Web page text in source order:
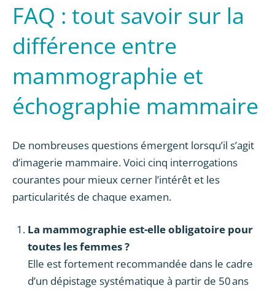
FAQ : tout savoir sur la
différence entre
mammographie et
échographie mammaire
De nombreuses questions émergent lorsqu’il s’agit
d’imagerie mammaire. Voici cinq interrogations
courantes pour mieux cerner l’intérêt et les
particularités de chaque examen.
La mammographie est-elle obligatoire pour
toutes les femmes ?
Elle est fortement recommandée dans le cadre
d’un dépistage systématique à partir de 50 ans